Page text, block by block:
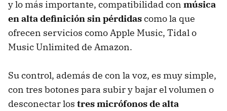
y lo más importante, compatibilidad con música
en alta definición sin pérdidascomo la que
ofrecen servicios como Apple Music, Tidal o
Music Unlimited de Amazon.
Su control, además de con la voz, es muy simple,
con tres botones para subir y bajar el volumen o
desconectar los tres micrófonos de alta